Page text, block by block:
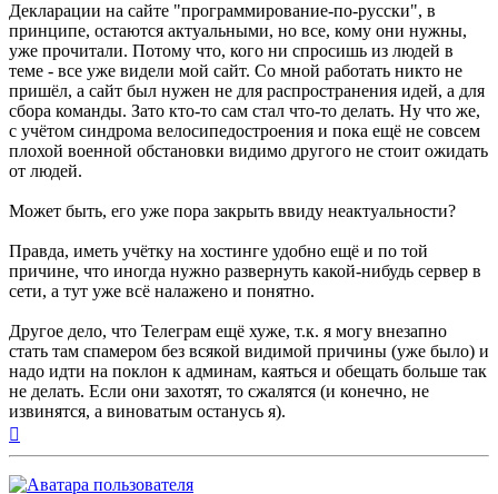
Декларации на сайте "программирование-по-русски", в
принципе, остаются актуальными, но все, кому они нужны,
уже прочитали. Потому что, кого ни спросишь из людей в
теме - все уже видели мой сайт. Со мной работать никто не
пришёл, а сайт был нужен не для распространения идей, а для
сбора команды. Зато кто-то сам стал что-то делать. Ну что же,
с учётом синдрома велосипедостроения и пока ещё не совсем
плохой военной обстановки видимо другого не стоит ожидать
от людей.
Может быть, его уже пора закрыть ввиду неактуальности?
Правда, иметь учётку на хостинге удобно ещё и по той
причине, что иногда нужно развернуть какой-нибудь сервер в
сети, а тут уже всё налажено и понятно.
Другое дело, что Телеграм ещё хуже, т.к. я могу внезапно
стать там спамером без всякой видимой причины (уже было) и
надо идти на поклон к админам, каяться и обещать больше так
не делать. Если они захотят, то сжалятся (и конечно, не
извинятся, а виноватым останусь я).
к
началу